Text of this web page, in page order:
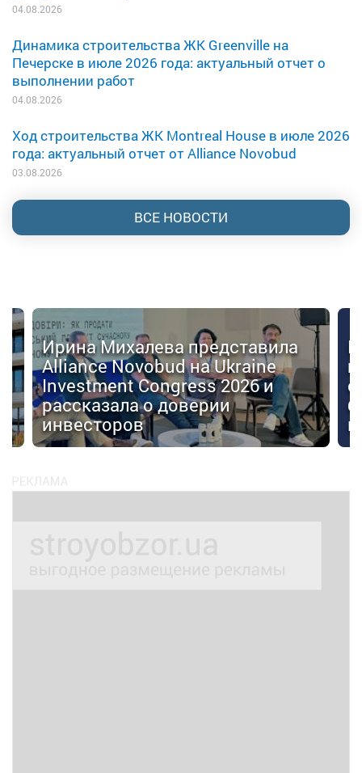
04.08.2026
Динамика строительства ЖК Greenville на
Печерске в июле 2026 года: актуальный отчет о
выполнении работ
04.08.2026
Ход строительства ЖК Montreal House в июле 2026
года: актуальный отчет от Alliance Novobud
03.08.2026
ВСЕ НОВОСТИ
Ирина Михалева представила
Alliance Novobud на Ukraine
Investment Congress 2026 и
рассказала о доверии
инвесторов